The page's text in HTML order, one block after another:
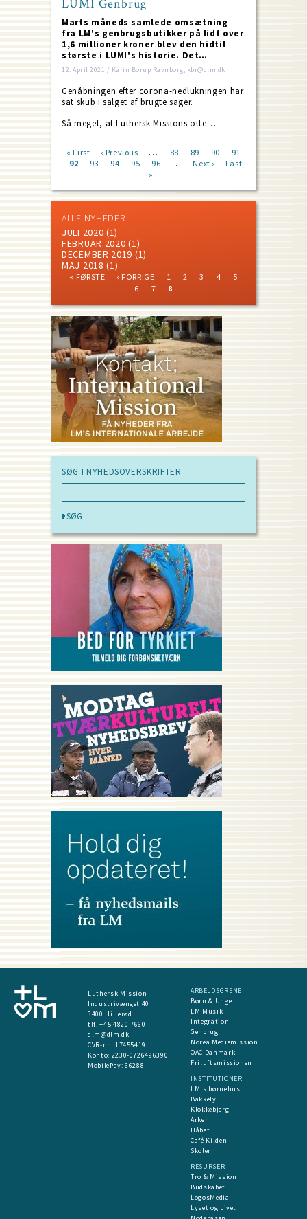
LUMI Genbrug
Marts måneds samlede omsætning
fra LM's genbrugsbutikker på lidt over
1,6 millioner kroner blev den hidtil
største i LUMI's historie. Det…
12. April 2021 / Karin Borup Ravnborg; kbr@dlm.dk
Genåbningen efter corona-nedlukningen har
sat skub i salget af brugte sager.
Så meget, at Luthersk Missions otte…
Pagination
First
page
« First
Previous
page
‹ Previous … Page
88 Page
89 Page
90 Page
91
Current
92 Page
93 Page
94 Page
95 Page
96 …
Next
Next ›
Last
Last
»
ALLE NYHEDER
JULI 2020 (1)
FEBRUAR 2020 (1)
DECEMBER 2019 (1)
MAJ 2018 (1)
FIRST
« FØRSTE
PREVIOUS
PAGE
‹ FORRIGE PAGE
1 PAGE
2 PAGE
3 PAGE
4 PAGE
5
PAGE
6 PAGE
7
CURRENT
8
SØG I NYHEDSOVERSKRIFTER
Luthersk Mission
Industrivænget 40
3400 Hillerød
tlf. +45 4820 7660
dlm@dlm.dk
CVR-nr.: 17455419
​Konto: 2230-0726496390
MobilePay:66288
ARBEJDSGRENE
Børn & Unge
LM Musik
Integration
Genbrug
Norea Mediemission
OAC Danmark
Friluftsmissionen
INSTITUTIONER
LM's børnehus
Bakkely
Klokkebjerg
Arken
Håbet
Café Kilden
Skoler
RESURSER
Tro & Mission
Budskabet
LogosMedia
Lyset og Livet